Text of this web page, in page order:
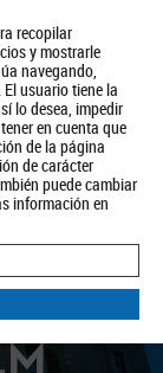
recopilar
y mostrarle
navegando,
usuario tiene la
lo desea, impedir
en cuenta que
de la página
de carácter
puede cambiar
información en
Aviso Legal
Política de Cookies
BUSCAR